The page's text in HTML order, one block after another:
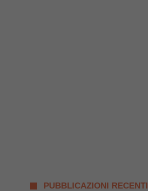
PUBBLICAZIONI RECENTI